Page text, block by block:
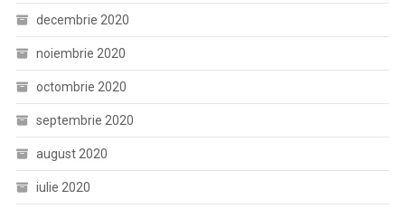
decembrie 2020
noiembrie 2020
octombrie 2020
septembrie 2020
august 2020
iulie 2020